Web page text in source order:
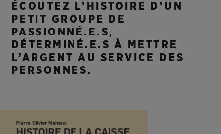
ÉCOUTEZ L’HISTOIRE D’UN
PETIT GROUPE DE
PASSIONNÉ.E.S,
DÉTERMINÉ.E.S À METTRE
L’ARGENT AU SERVICE DES
PERSONNES.